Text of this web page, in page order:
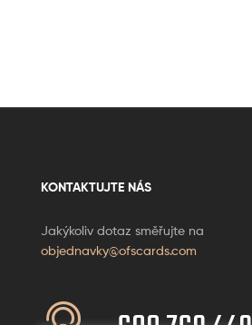
KONTAKTUJTE NÁS
Jakýkoliv dotaz směřujte na
objednavky@ofscards.com